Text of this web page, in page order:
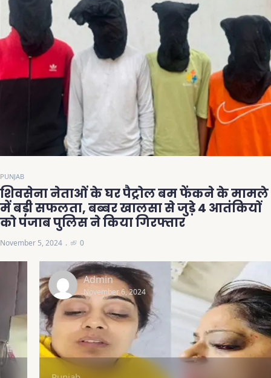
PUNJAB
शिवसेना नेताओं के घर पैट्रोल बम फेंकने के मामले
में बड़ी सफलता, बब्बर खालसा से जुड़े 4 आतंकियों
को पंजाब पुलिस ने किया गिरफ्तार
November 5, 2024 0
Admin
November 6, 2024